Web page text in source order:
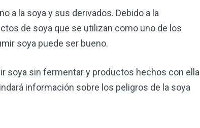
a la soya y sus derivados. Debido a la
de soya que se utilizan como uno de los
soya puede ser bueno.
soya sin fermentar y productos hechos con ella
información sobre los peligros de la soya